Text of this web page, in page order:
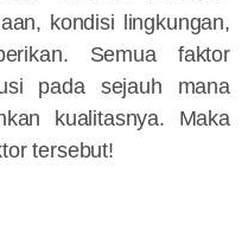
kondisi lingkungan,
Semua faktor
pada sejauh mana
kualitasnya. Maka
tersebut!